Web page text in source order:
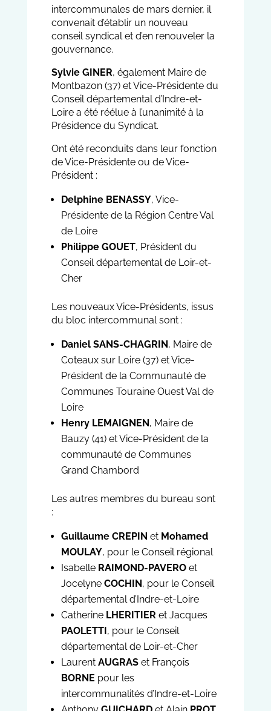
intercommunales de mars dernier, il
convenait d’établir un nouveau
conseil syndical et d’en renouveler la
gouvernance.
Sylvie GINER, également Maire de
Montbazon (37) et Vice-Présidente du
Conseil départemental d’Indre-et-
Loire a été réélue à l’unanimité à la
Présidence du Syndicat.
Ont été reconduits dans leur fonction
de Vice-Présidente ou de Vice-
Président :
Delphine BENASSY, Vice-
Présidente de la Région Centre Val
de Loire
Philippe GOUET, Président du
Conseil départemental de Loir-et-
Cher
Les nouveaux Vice-Présidents, issus
du bloc intercommunal sont :
Daniel SANS-CHAGRIN, Maire de
Coteaux sur Loire (37) et Vice-
Président de la Communauté de
Communes Touraine Ouest Val de
Loire
Henry LEMAIGNEN, Maire de
Bauzy (41) et Vice-Président de la
communauté de Communes
Grand Chambord
Les autres membres du bureau sont
:
Guillaume CREPIN et Mohamed
MOULAY, pour le Conseil régional
Isabelle RAIMOND-PAVEROet
Jocelyne COCHIN, pour le Conseil
départemental d’Indre-et-Loire
Catherine LHERITIER et Jacques
PAOLETTI, pour le Conseil
départemental de Loir-et-Cher
Laurent AUGRAS et François
BORNE pour les
intercommunalités d’Indre-et-Loire